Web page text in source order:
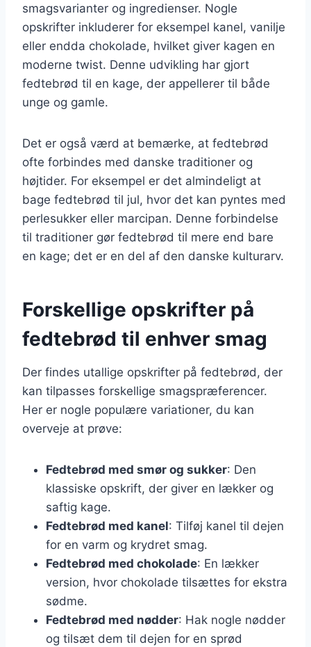
smagsvarianter og ingredienser. Nogle
opskrifter inkluderer for eksempel kanel, vanilje
eller endda chokolade, hvilket giver kagen en
moderne twist. Denne udvikling har gjort
fedtebrød til en kage, der appellerer til både
unge og gamle.
Det er også værd at bemærke, at fedtebrød
ofte forbindes med danske traditioner og
højtider. For eksempel er det almindeligt at
bage fedtebrød til jul, hvor det kan pyntes med
perlesukker eller marcipan. Denne forbindelse
til traditioner gør fedtebrød til mere end bare
en kage; det er en del af den danske kulturarv.
Forskellige opskrifter på
fedtebrød til enhver smag
Der findes utallige opskrifter på fedtebrød, der
kan tilpasses forskellige smagspræferencer.
Her er nogle populære variationer, du kan
overveje at prøve:
Fedtebrød med smør og sukker: Den
klassiske opskrift, der giver en lækker og
saftig kage.
Fedtebrød med kanel: Tilføj kanel til dejen
for en varm og krydret smag.
Fedtebrød med chokolade: En lækker
version, hvor chokolade tilsættes for ekstra
sødme.
Fedtebrød med nødder: Hak nogle nødder
og tilsæt dem til dejen for en sprød